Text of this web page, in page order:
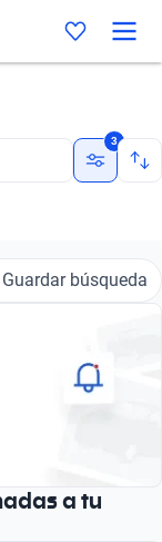
3
Guardar búsqueda
a tu